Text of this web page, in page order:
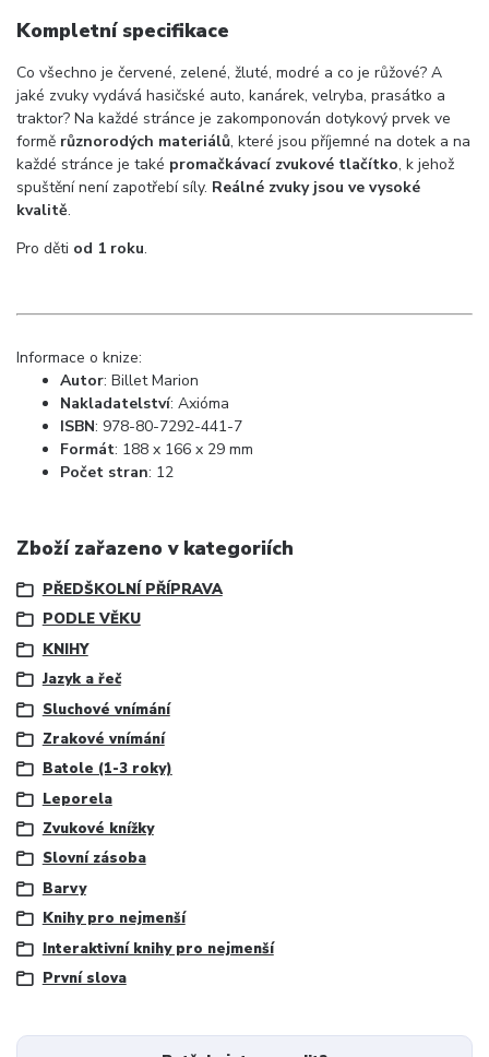
Kompletní specifikace
Co všechno je červené, zelené, žluté, modré a co je růžové? A
jaké zvuky vydává hasičské auto, kanárek, velryba, prasátko a
traktor? Na každé stránce je zakomponován dotykový prvek ve
formě různorodých materiálů, které jsou příjemné na dotek a na
každé stránce je také promačkávací zvukové tlačítko, k jehož
spuštění není zapotřebí síly. Reálné zvuky jsou ve vysoké
kvalitě.
Pro děti od 1 roku.
Informace o knize:
Autor: Billet Marion
Nakladatelství: Axióma
ISBN: 978-80-7292-441-7
Formát: 188 x 166 x 29 mm
Počet stran: 12
Zboží zařazeno v kategoriích
PŘEDŠKOLNÍ PŘÍPRAVA
PODLE VĚKU
KNIHY
Jazyk a řeč
Sluchové vnímání
Zrakové vnímání
Batole (1-3 roky)
Leporela
Zvukové knížky
Slovní zásoba
Barvy
Knihy pro nejmenší
Interaktivní knihy pro nejmenší
První slova